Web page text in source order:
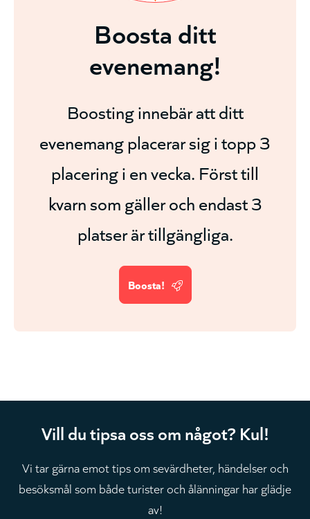
Boosta ditt
evenemang!
Boosting innebär att ditt
evenemang placerar sig i topp 3
placering i en vecka. Först till
kvarn som gäller och endast 3
platser är tillgängliga.
Boosta!
Vill du tipsa oss om något? Kul!
Vi tar gärna emot tips om sevärdheter, händelser och
besöksmål som både turister och ålänningar har glädje
av!